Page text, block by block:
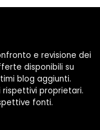
e revisione dei
disponibili su
blog aggiunti.
proprietari.
fonti.